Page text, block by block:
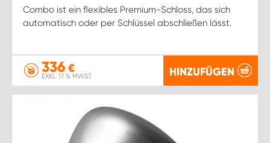
Combo ist ein flexibles Premium-Schloss, das sich
automatisch oder per Schlüssel abschließen lässt.
336 €
EXKL. 17 % MWST. HINZUFÜGEN